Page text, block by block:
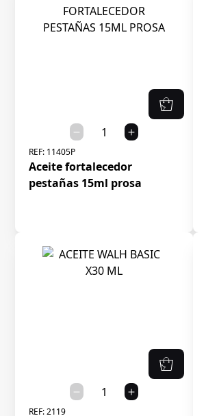
REF: 11405P
Aceite fortalecedor
pestañas 15ml prosa
REF:2119